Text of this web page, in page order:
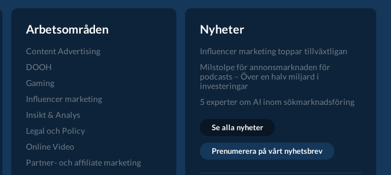
Arbetsområden
Content Advertising
DOOH
Gaming
Influencer marketing
Insikt & Analys
Legal och Policy
Online Video
Partner- och affiliate marketing
Nyheter
Influencer marketing toppar tillväxtligan
Milstolpe för annonsmarknaden för
podcasts – Över en halv miljard i
investeringar
5 experter om AI inom sökmarknadsföring
Se alla nyheter
Prenumerera på vårt nyhetsbrev